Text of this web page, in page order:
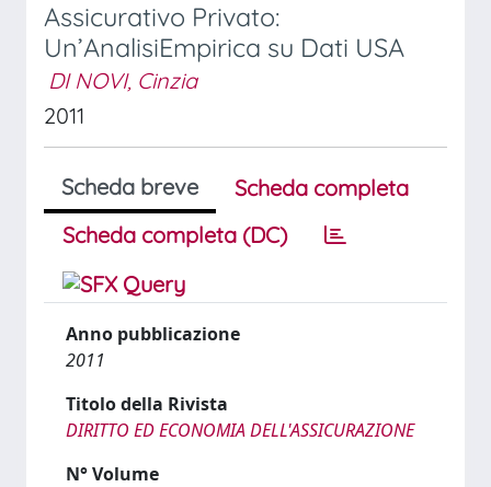
Assicurativo Privato:
Un’AnalisiEmpirica su Dati USA
DI NOVI, Cinzia
2011
Scheda breve
Scheda completa
Scheda completa (DC)
Anno pubblicazione
2011
Titolo della Rivista
DIRITTO ED ECONOMIA DELL'ASSICURAZIONE
N° Volume